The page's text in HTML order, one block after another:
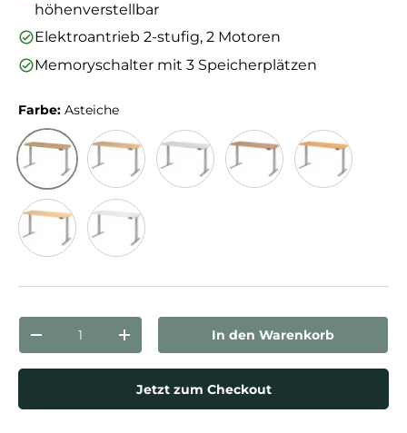
höhenverstellbar
Elektroantrieb 2-stufig, 2 Motoren
Memoryschalter mit 3 Speicherplätzen
Farbe: Asteiche
Asteiche Eiche
Anzahl
Menge verringernMenge erhöhenIn den Warenkorb
Jetzt zum Checkout